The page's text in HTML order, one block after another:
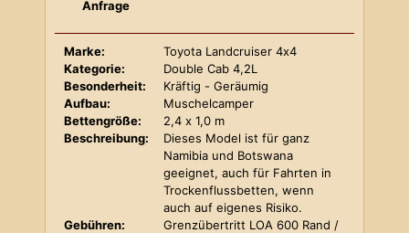
Anfrage
Marke:
Toyota Landcruiser 4x4
Kategorie:
Double Cab 4,2L
Besonderheit:
Kräftig - Geräumig
Aufbau:
Muschelcamper
Bettengröße:
2,4 x 1,0 m
Beschreibung:
Dieses Model ist für ganz
Namibia und Botswana
geeignet, auch für Fahrten in
Trockenflussbetten, wenn
auch auf eigenes Risiko.
Gebühren:
Grenzübertritt LOA 600 Rand /